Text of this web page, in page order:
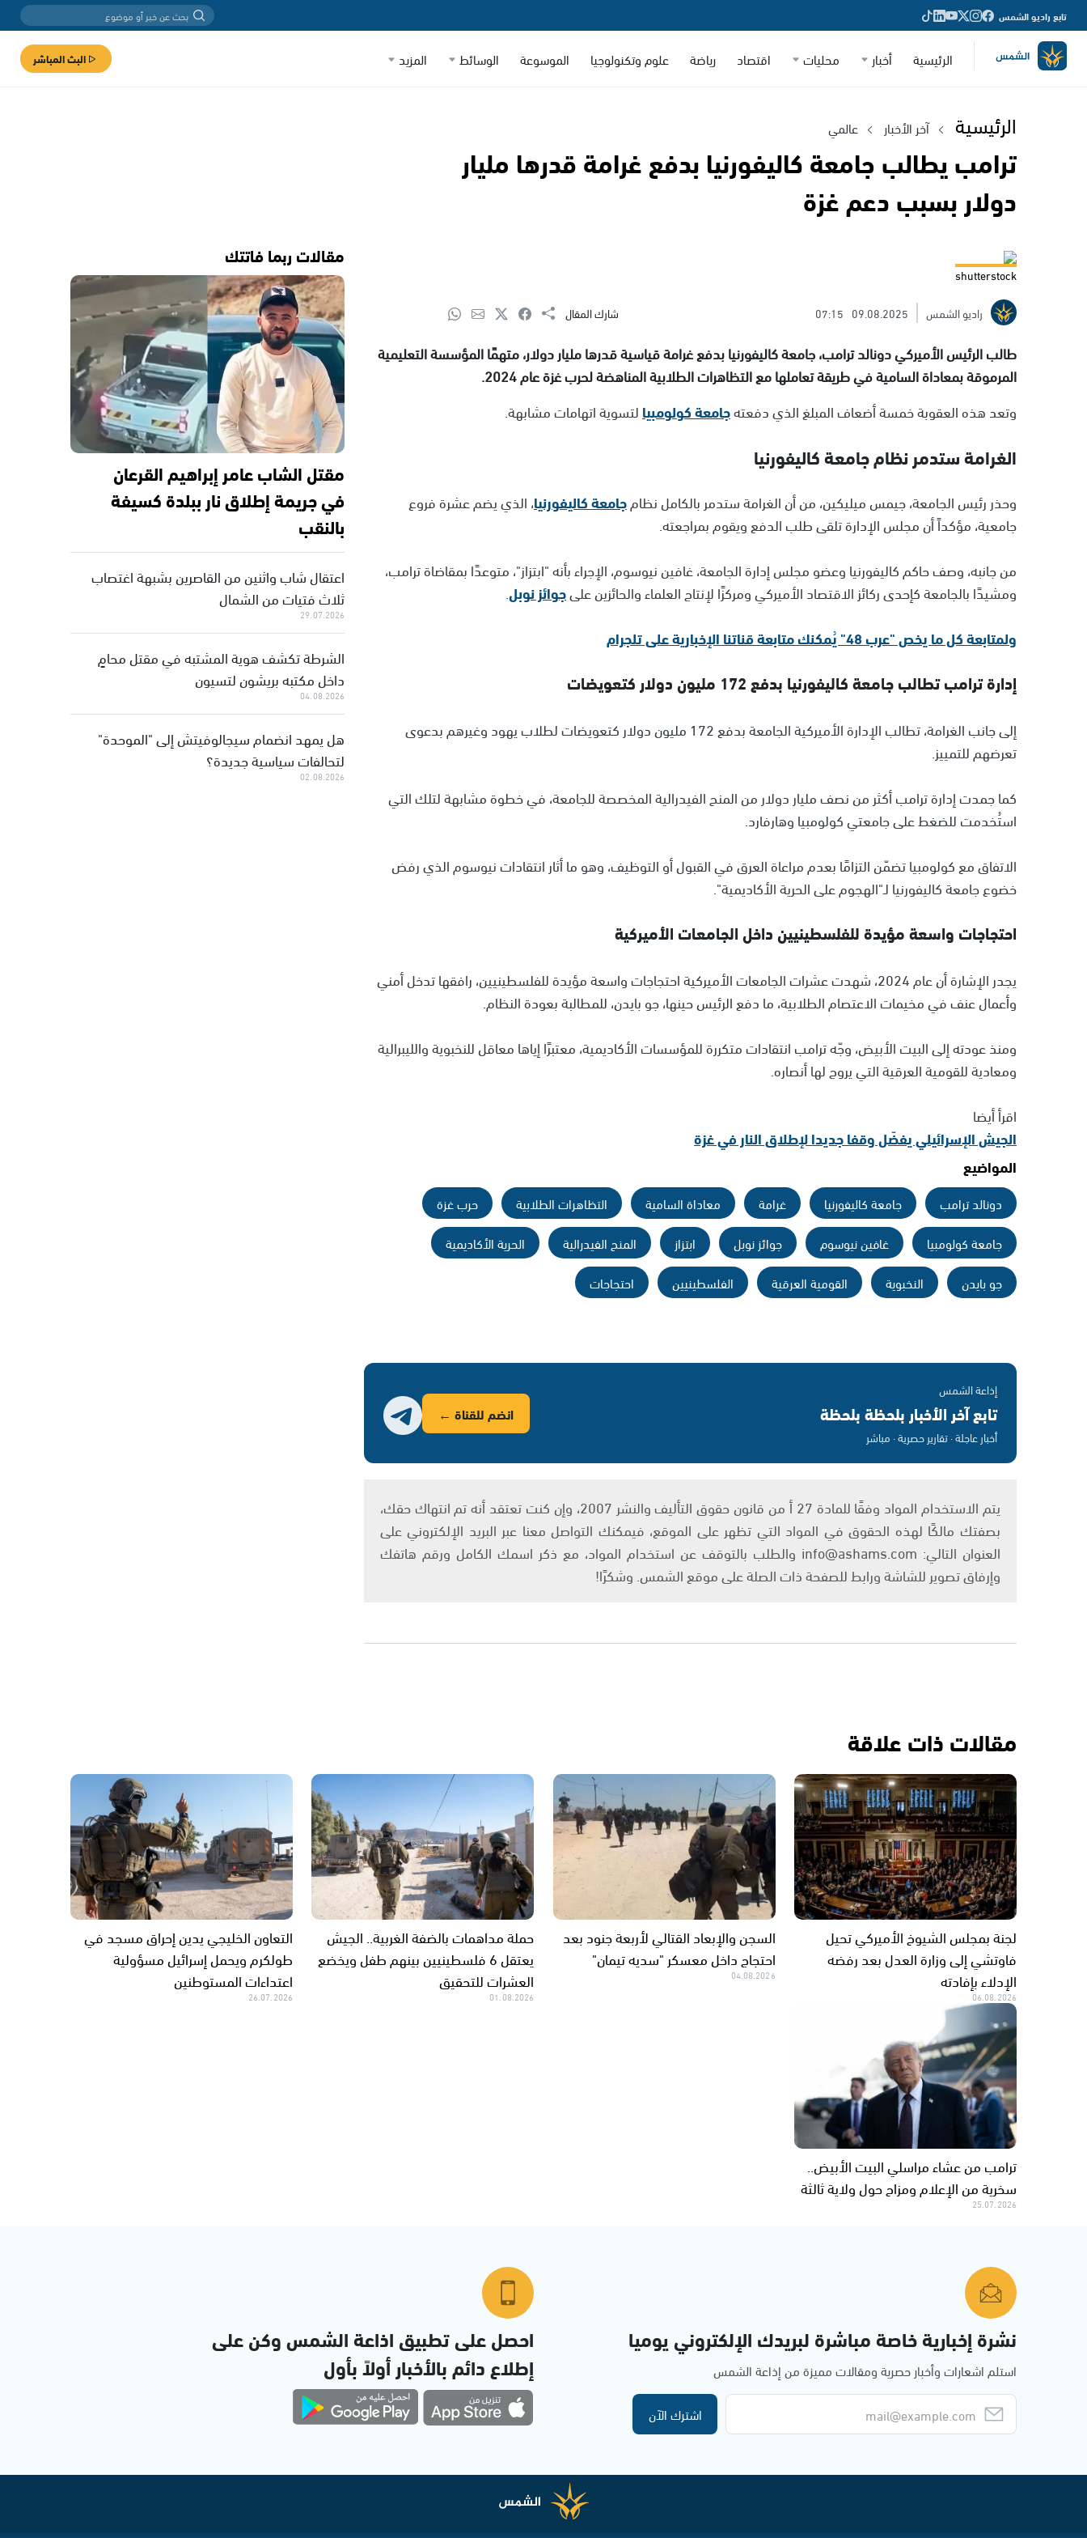
تابع راديو الشمس
الرئيسية أخبار محليات اقتصاد رياضة علوم وتكنولوجيا الموسوعة الوسائط المزيد البث المباشر
الرئيسية آخر الأخبار عالمي
ترامب يطالب جامعة كاليفورنيا بدفع غرامة قدرها مليار
دولار بسبب دعم غزة
shutterstock
راديو الشمس
09.08.2025
07:15 شارك المقال
طالب الرئيس الأميركي دونالد ترامب، جامعة كاليفورنيا بدفع غرامة قياسية قدرها مليار دولار، متهمًا المؤسسة التعليمية
المرموقة بمعاداة السامية في طريقة تعاملها مع التظاهرات الطلابية المناهضة لحرب غزة عام 2024.
وتعد هذه العقوبة خمسة أضعاف المبلغ الذي دفعتهجامعة كولومبيالتسوية اتهامات مشابهة.
الغرامة ستدمر نظام جامعة كاليفورنيا
وحذر رئيس الجامعة، جيمس ميليكين، من أن الغرامة ستدمر بالكامل نظامجامعة كاليفورنيا، الذي يضم عشرة فروع
جامعية، مؤكداً أن مجلس الإدارة تلقى طلب الدفع ويقوم بمراجعته.
من جانبه، وصف حاكم كاليفورنيا وعضو مجلس إدارة الجامعة، غافين نيوسوم، الإجراء بأنه "ابتزاز"، متوعدًا بمقاضاة ترامب،
ومشيدًا بالجامعة كإحدى ركائز الاقتصاد الأميركي ومركزًا لإنتاج العلماء والحائزين علىجوائز نوبل.
ولمتابعة كل ما يخص "عرب 48" يُمكنك متابعة قناتنا الإخبارية على تلجرام
إدارة ترامب تطالب جامعة كاليفورنيا بدفع 172 مليون دولار كتعويضات
إلى جانب الغرامة، تطالب الإدارة الأميركية الجامعة بدفع 172 مليون دولار كتعويضات لطلاب يهود وغيرهم بدعوى
تعرضهم للتمييز.
كما جمدت إدارة ترامب أكثر من نصف مليار دولار من المنح الفيدرالية المخصصة للجامعة، في خطوة مشابهة لتلك التي
استُخدمت للضغط على جامعتي كولومبيا وهارفارد.
الاتفاق مع كولومبيا تضمّن التزامًا بعدم مراعاة العرق في القبول أو التوظيف، وهو ما أثار انتقادات نيوسوم الذي رفض
خضوع جامعة كاليفورنيا لـ"الهجوم على الحرية الأكاديمية".
احتجاجات واسعة مؤيدة للفلسطينيين داخل الجامعات الأميركية
يجدر الإشارة أن عام 2024، شهدت عشرات الجامعات الأميركية احتجاجات واسعة مؤيدة للفلسطينيين، رافقها تدخل أمني
وأعمال عنف في مخيمات الاعتصام الطلابية، ما دفع الرئيس حينها، جو بايدن، للمطالبة بعودة النظام.
ومنذ عودته إلى البيت الأبيض، وجّه ترامب انتقادات متكررة للمؤسسات الأكاديمية، معتبرًا إياها معاقل للنخبوية والليبرالية
ومعادية للقومية العرقية التي يروج لها أنصاره.
اقرأ أيضا
الجيش الإسرائيلي يفضّل وقفا جديدا لإطلاق النار في غزة
المواضيع
دونالد ترامب جامعة كاليفورنيا غرامة معاداة السامية التظاهرات الطلابية
حرب غزة
جامعة كولومبيا
غافين نيوسوم جوائز نوبل ابتزاز المنح الفيدرالية
الحرية الأكاديمية
جو بايدن
النخبوية القومية العرقية الفلسطينيين احتجاجات
إذاعة الشمس
تابع آخر الأخبار بلحظة بلحظة
أخبار عاجلة · تقارير حصرية · مباشر
انضم للقناة ←
يتم الاستخدام المواد وفقًا للمادة 27 أ من قانون حقوق التأليف والنشر 2007، وإن كنت تعتقد أنه تم انتهاك حقك،
بصفتك مالكًا لهذه الحقوق في المواد التي تظهر على الموقع، فيمكنك التواصل معنا عبر البريد الإلكتروني على
العنوان التالي: info@ashams.com والطلب بالتوقف عن استخدام المواد، مع ذكر اسمك الكامل ورقم هاتفك
وإرفاق تصوير للشاشة ورابط للصفحة ذات الصلة على موقع الشمس. وشكرًا!
مقالات ربما فاتتك
مقتل الشاب عامر إبراهيم القرعان
في جريمة إطلاق نار ببلدة كسيفة
بالنقب
اعتقال شاب واثنين من القاصرين بشبهة اغتصاب
ثلاث فتيات من الشمال
29.07.2026
الشرطة تكشف هوية المشتبه في مقتل محامٍ
داخل مكتبه بريشون لتسيون
04.08.2026
هل يمهد انضمام سيجالوفيتش إلى "الموحدة"
لتحالفات سياسية جديدة؟
02.08.2026
مقالات ذات علاقة
لجنة بمجلس الشيوخ الأميركي تحيل
فاوتشي إلى وزارة العدل بعد رفضه
الإدلاء بإفادته
06.08.2026
السجن والإبعاد القتالي لأربعة جنود بعد
احتجاج داخل معسكر "سديه تيمان"
04.08.2026
حملة مداهمات بالضفة الغربية.. الجيش
يعتقل 6 فلسطينيين بينهم طفل ويخضع
العشرات للتحقيق
01.08.2026
التعاون الخليجي يدين إحراق مسجد في
طولكرم ويحمل إسرائيل مسؤولية
اعتداءات المستوطنين
26.07.2026
ترامب من عشاء مراسلي البيت الأبيض..
سخرية من الإعلام ومزاح حول ولاية ثالثة
25.07.2026
نشرة إخبارية خاصة مباشرة لبريدك الإلكتروني يوميا
استلم اشعارات وأخبار حصرية ومقالات مميزة من إذاعة الشمس
اشترك الآن
احصل على تطبيق اذاعة الشمس وكن على
إطلاع دائم بالأخبار أولاً بأول